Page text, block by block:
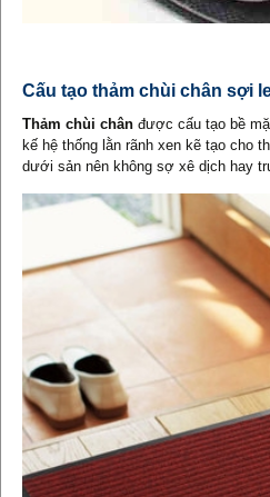
Thảm chùi
Cấu tạo thảm chùi chân sợi
Thảm chùi chân được cấu tạo bề
kế hệ thống lằn rãnh xen kẽ tạo cho
dưới sản nên không sợ xê dịch hay